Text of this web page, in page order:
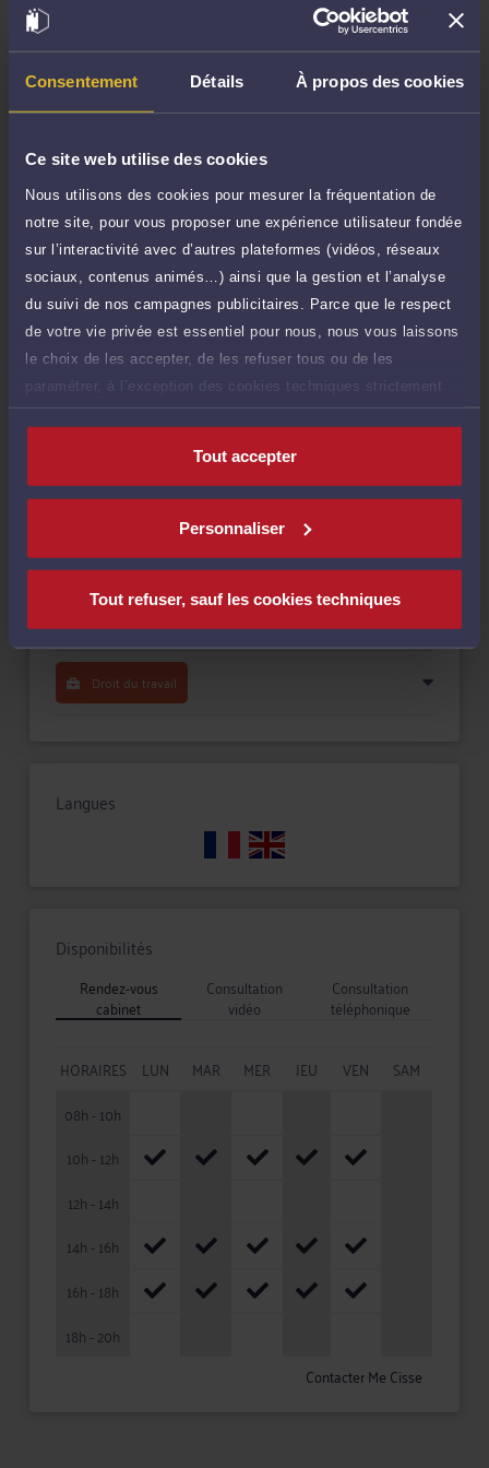
Consentement Détails À propos des cookies
Ce site web utilise des cookies
Nous utilisons des cookies pour mesurer la fréquentation de
notre site, pour vous proposer une expérience utilisateur fondée
sur l’interactivité avec d’autres plateformes (vidéos, réseaux
sociaux, contenus animés…) ainsi que la gestion et l’analyse
du suivi de nos campagnes publicitaires. Parce que le respect
de votre vie privée est essentiel pour nous, nous vous laissons
le choix de les accepter, de les refuser tous ou de les
paramétrer, à l’exception des cookies techniques strictement
nécessaires au fonctionnement du site.
Tout accepter
Personnaliser
Tout refuser, sauf les cookies techniques
60 €
Demander un rappel
Réponse concise à votre question (moins
de 1.000 caractères)
Poser une question
Consultation écrite
Etude de votre dossier + possibilité
d'ajout d'une pièce jointe
250 €
TTC
Consulter par écrit
Compétences
Droit de la famille, des personnes et de leur patrimoine
Droit du travail
Langues
Disponibilités
Rendez-vous
cabinet
Consultation
vidéo
Consultation
téléphonique
HORAIRES LUN MAR MER JEU VEN
SAM
08h - 10h
10h - 12h
12h - 14h
14h - 16h
16h - 18h
18h - 20h
Contacter Me Cisse